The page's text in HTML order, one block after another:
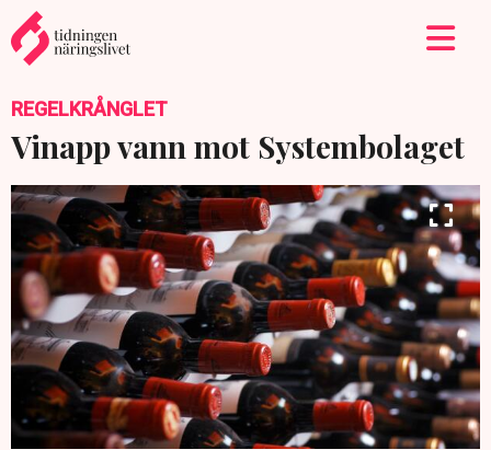
REGELKRÅNGLET
Vinapp vann mot Systembolaget